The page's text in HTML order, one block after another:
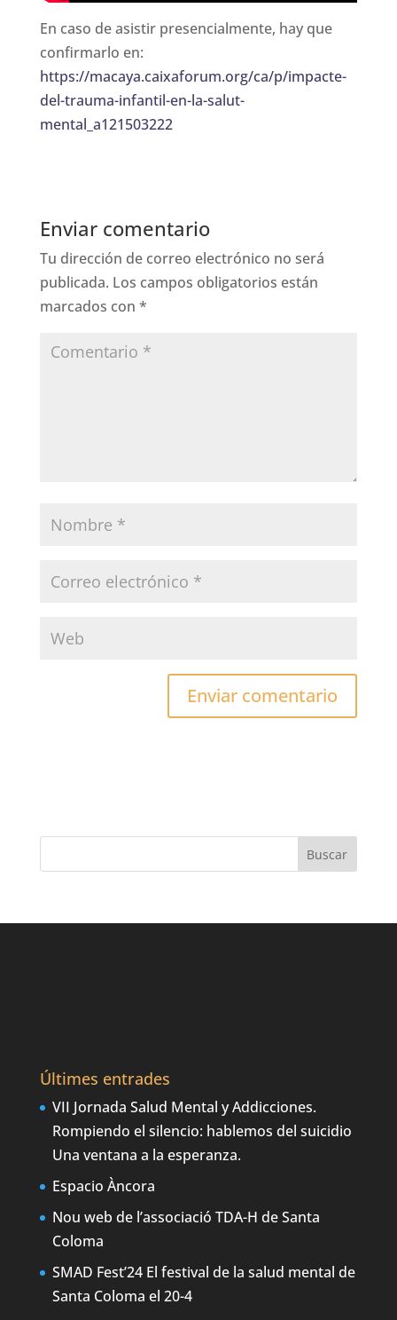
En caso de asistir presencialmente, hay que
confirmarlo en:
https://macaya.caixaforum.org/ca/p/impacte-
del-trauma-infantil-en-la-salut-
mental_a121503222
Enviar comentario
Tu dirección de correo electrónico no será
publicada. Los campos obligatorios están
marcados con *
Últimes entrades
VII Jornada Salud Mental y Addicciones.
Rompiendo el silencio: hablemos del suicidio
Una ventana a la esperanza.
Espacio Àncora
Nou web de l’associació TDA-H de Santa
Coloma
SMAD Fest’24 El festival de la salud mental de
Santa Coloma el 20-4